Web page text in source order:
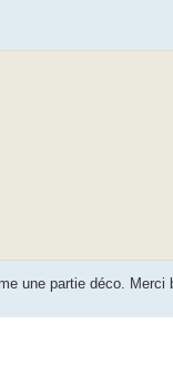
une partie déco. Merci